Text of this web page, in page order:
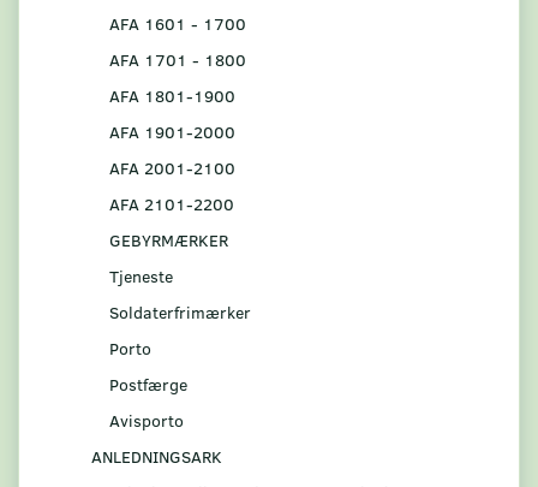
AFA 1601 - 1700
AFA 1701 - 1800
AFA 1801-1900
AFA 1901-2000
AFA 2001-2100
AFA 2101-2200
GEBYRMÆRKER
Tjeneste
Soldaterfrimærker
Porto
Postfærge
Avisporto
ANLEDNINGSARK